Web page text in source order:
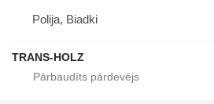
Polija, Biadki
TRANS-HOLZ